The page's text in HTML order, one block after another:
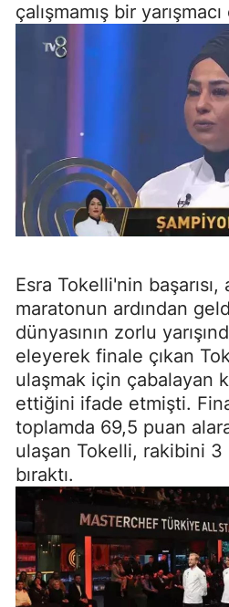
çalışmamış bir
Esra Tokelli'nin başarısı,
maratonun ardından
dünyasının zorlu
eleyerek finale çıkan
ulaşmak için çabalayan
ettiğini ifade etmişti.
toplamda 69,5 puan
ulaşan Tokelli, rakibini 3
bıraktı.